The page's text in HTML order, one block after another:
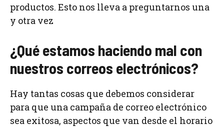
productos. Esto nos lleva a preguntarnos una
y otra vez
¿Qué estamos haciendo mal con
nuestros correos electrónicos?
Hay tantas cosas que debemos considerar
para que una campaña de correo electrónico
sea exitosa, aspectos que van desde el horario